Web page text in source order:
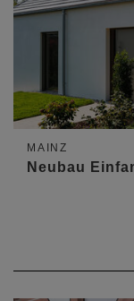
MAINZ
Neubau